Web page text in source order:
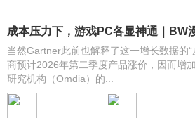
成本压力下，游戏PC各显神通｜BW
当然Gartner此前也解释了这一增长数据的“
商预计2026年第二季度产品涨价，因而增
研究机构（Omdia）的...